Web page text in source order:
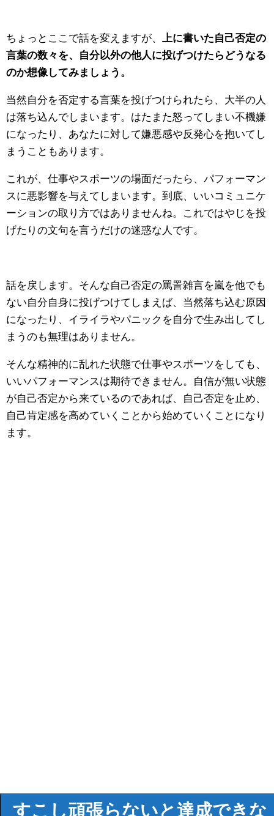
ちょっとここで話を変えますが、 上に書いた自己否定の
言葉の数々を、自分以外の他人に投げつけたらどうなる
のか想像してみましょう。
当然自分を否定する言葉を投げつけられたら、大半の人
は落ち込んでしまいます。はたまた怒ってしまい不機嫌
になったり、あなたに対して嫌悪感や反発心を抱いてし
まうこともあります。
これが、仕事やスポーツの場面だったら、パフォーマン
スに悪影響を与えてしまいます。到底、いいコミュニケ
ーションの取り方ではありませんね。これではやじを投
げたりの文句を言うだけの迷惑な人です。
話を戻します。そんな自己否定の罵詈雑言を嵐を他でも
ない自分自身に投げつけてしまえば、当然落ち込む原因
になったり、イライラやパニックを自分で生み出してし
まうのも無理はありません。
そんな精神的に乱れた状態で仕事やスポーツをしても、
いいパフォーマンスは期待できません。自信が無い状態
が自己否定から来ているのであれば、自己否定を止め、
自己肯定感を高めていくことから始めていくことになり
ます。
すこし頑張らないと達成できな